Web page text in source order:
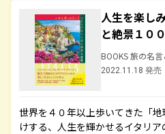
人生を楽し
と絶景１００
BOOKS 旅の名
2022.11.18 発売
世界を４０年以上歩いてきた「
けする、人生を輝かせるイタリ